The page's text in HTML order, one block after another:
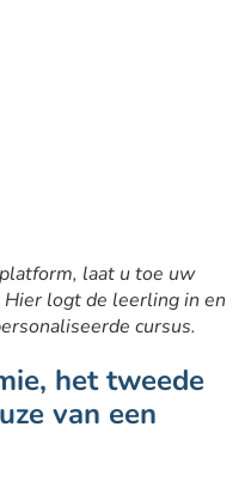
laat u toe uw
Hier logt de leerling in en
cursus.
het tweede
van een